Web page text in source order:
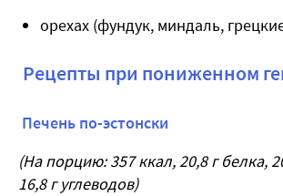
орехах (фундук, миндаль,
Рецепты при пониженном
Печень по-эстонски
(На порцию: 357 ккал, 20,8 г белка,
16,8 г углеводов)